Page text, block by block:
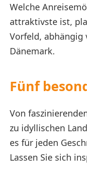
Welche
attraktivste ist,
Vorfeld, abhängig
Dänemark.
Fünf
Von
zu idyllischen
es für jeden
Lassen Sie sich